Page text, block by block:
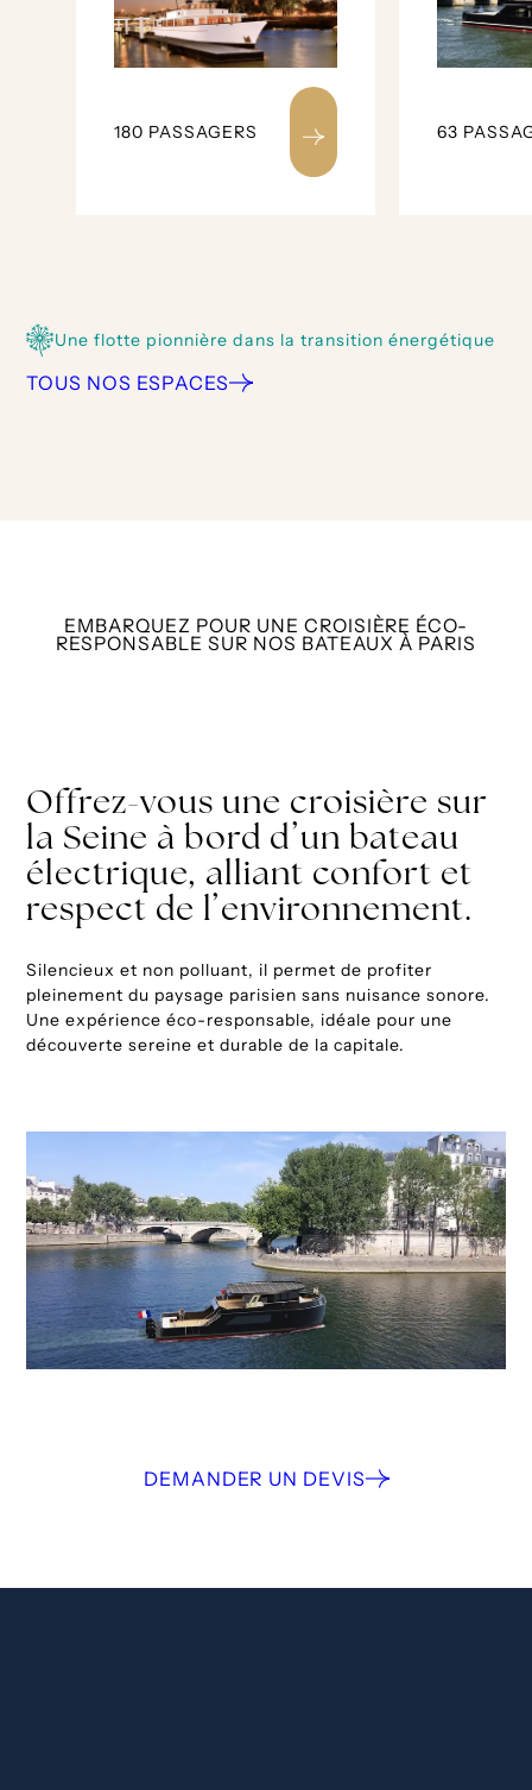
180 PASSAGERS 63
Une flotte pionnière dans la transition énergétique
TOUS NOS ESPACES
EMBARQUEZ POUR UNE CROISIÈRE ÉCO-
RESPONSABLE SUR NOS BATEAUX À PARIS
Offrez-vous une croisière sur
la Seine à bord d’un bateau
électrique, alliant confort et
respect de l’environnement.
Silencieux et non polluant, il permet de profiter
pleinement du paysage parisien sans nuisance sonore.
Une expérience éco-responsable, idéale pour une
découverte sereine et durable de la capitale.
DEMANDER UN DEVIS